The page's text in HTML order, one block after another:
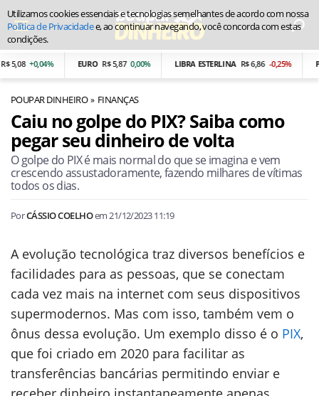
+0,04% EURO R$ 5,87 0,00% LIBRA ESTERLINA R$ 6,86 -0,25%
POUPAR DINHEIRO FINANÇAS
Caiu no golpe do PIX? Saiba como
pegar seu dinheiro de volta
O golpe do PIX é mais normal do que se imagina e vem
crescendo assustadoramente, fazendo milhares de vítimas
todos os dias.
PorCÁSSIO COELHOem21/12/2023 11:19
A evolução tecnológica traz diversos benefícios e
facilidades para as pessoas, que se conectam
cada vez mais na internet com seus dispositivos
supermodernos. Mas com isso, também vem o
ônus dessa evolução. Um exemplo disso é o PIX,
que foi criado em 2020 para facilitar as
transferências bancárias permitindo enviar e
Utilizamos cookies essenciais e tecnologias semelhantes de acordo com nossa
Política de Privacidadee, ao continuar navegando, você concorda com estas
condições.